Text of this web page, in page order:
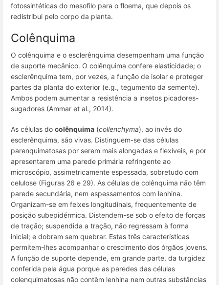
fotossintéticas do mesofilo para o floema, que depois os
redistribui pelo corpo da planta.
Colênquima
O colênquima e o esclerênquima desempenham uma função
de suporte mecânico. O colênquima confere elasticidade; o
esclerênquima tem, por vezes, a função de isolar e proteger
partes da planta do exterior (e.g., tegumento da semente).
Ambos podem aumentar a resistência a insetos picadores-
sugadores (Ammar et al., 2014).
As células do colênquima (collenchyma), ao invés do
esclerênquima, são vivas. Distinguem-se das células
parenquimatosas por serem mais alongadas e flexíveis, e por
apresentarem uma parede primária refringente ao
microscópio, assimetricamente espessada, sobretudo com
celulose (Figuras 26 e 29). As células de colênquima não têm
parede secundária, nem espessamentos com lenhina.
Organizam-se em feixes longitudinais, frequentemente de
posição subepidérmica. Distendem-se sob o efeito de forças
de tração; suspendida a tração, não regressam à forma
inicial; e dobram sem quebrar. Estas três características
permitem-lhes acompanhar o crescimento dos órgãos jovens.
A função de suporte depende, em grande parte, da turgidez
conferida pela água porque as paredes das células
colenquimatosas não contêm lenhina nem outras substâncias